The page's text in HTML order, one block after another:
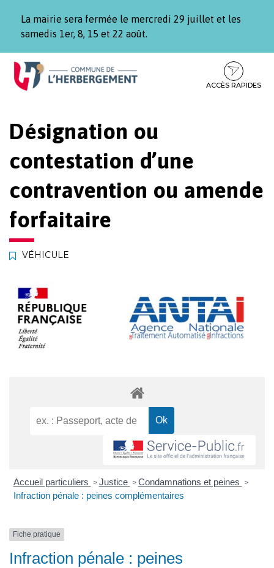
La mairie sera fermée le mercredi 29 juillet et les
samedis 1er, 8, 15 et 22 août.
Aller
Aller
contenu
Aller
pied
ACCÈS RAPIDES
Désignation ou
contestation d’une
contravention ou amende
forfaitaire
VÉHICULE
Accueil particuliers > Justice > Condamnations et peines >
Infraction pénale : peines complémentaires
Fiche pratique
Infraction pénale : peines